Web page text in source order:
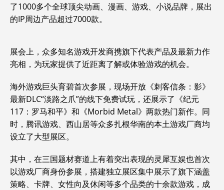
了1000多个全球顶尖动画、漫画、游戏、小说品牌，展出
的IP周边产品超过7000款。
展会上，众多知名游戏开发商携旗下代表产品及最新力作
亮相，为玩家提供了近距离了解或体验游戏的机会。
海外游戏巨头育碧首次参展，现场开放《刺客信条：影》
最新DLC“淡路之爪”的线下免费试玩，还展示了《纪元
117：罗马和平》和《Morbid Metal》两款热门新作。同
时，腾讯游戏、西山居等众多扎根华南的本土游戏厂商均
设立了大型展区。
其中，在三国题材赛道上有着突出表现的灵犀互娱也首次
以游戏厂商身份参展，搭建独立展区集中展示了旗下涵盖
策略、卡牌、女性向及休闲等多个品类的十余款游戏，成